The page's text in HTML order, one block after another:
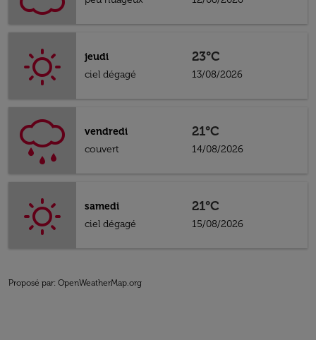
jeudi
ciel dégagé
23°C
13/08/2026
vendredi
couvert
21°C
14/08/2026
samedi
ciel dégagé
21°C
15/08/2026
Proposé par: OpenWeatherMap.org